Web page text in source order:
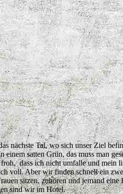
nächste Tal, wo sich unser Ziel
satten Grün, das muss man
dass ich nicht umfalle und mein
voll. Aber wir finden schnell ein
sitzen, zuhören und jemand
sind wir im Hotel.